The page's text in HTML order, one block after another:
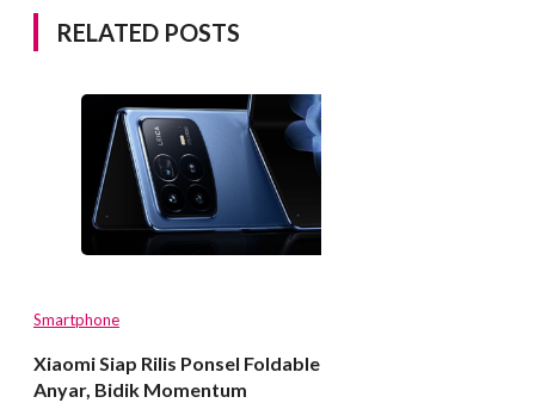
RELATED POSTS
Smartphone
Xiaomi Siap Rilis Ponsel Foldable
Anyar, Bidik Momentum